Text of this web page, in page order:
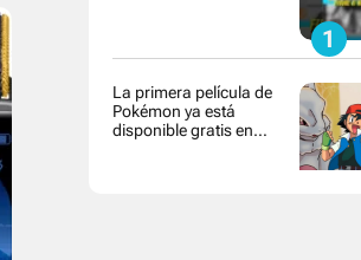
La primera película de
Pokémon ya está
disponible gratis en